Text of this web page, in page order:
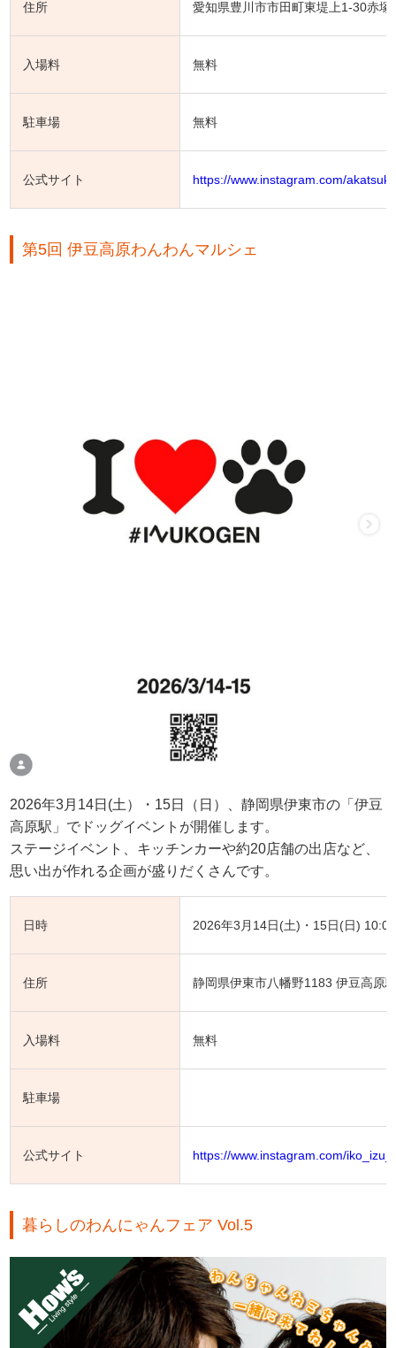
住所 愛知県豊川市市田町東堤上1-30赤
入場料 無料
駐車場 無料
公式サイト https://www.instagram.com/
第5回 伊豆高原わんわんマルシェ
2026年3月14日(土）・15日（日）、静岡県伊東市の「伊豆
高原駅」でドッグイベントが開催します。
ステージイベント、キッチンカーや約20店舗の出店など、
思い出が作れる企画が盛りだくさんです。
日時 2026年3月14日(土)・15日(日)
住所 静岡県伊東市八幡野1183 伊豆高原
入場料 無料
駐車場
公式サイト https://www.instagram.com/
暮らしのわんにゃんフェア Vol.5